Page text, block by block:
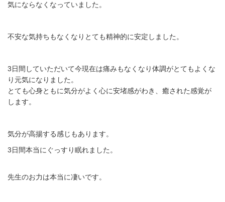
気にならなくなっていました。
不安な気持ちもなくなりとても精神的に安定しました。
3日間していただいて今現在は痛みもなくなり体調がとてもよくな
り元気になりました。
とても心身ともに気分がよく心に安堵感がわき、癒された感覚が
します。
気分が高揚する感じもあります。
3日間本当にぐっすり眠れました。
先生のお力は本当に凄いです。